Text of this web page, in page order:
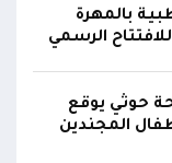
مع أي اعتداء
والحازمة، وفقاً
العملية جسدت
بالمهرة
الرسمي
حوثي يوقع
المجندين